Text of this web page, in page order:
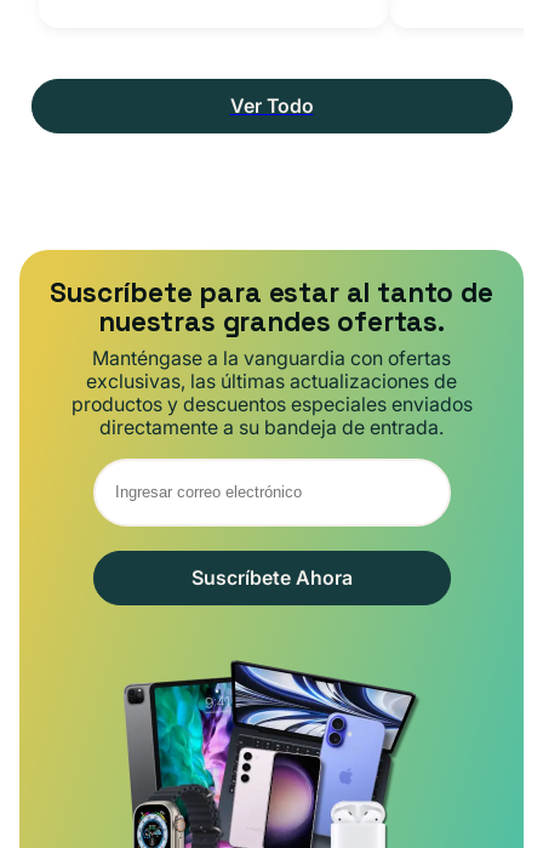
Ver Todo
Suscríbete para estar al tanto de
nuestras grandes ofertas.
Manténgase a la vanguardia con ofertas
exclusivas, las últimas actualizaciones de
productos y descuentos especiales enviados
directamente a su bandeja de entrada.
Suscríbete Ahora